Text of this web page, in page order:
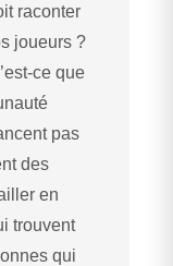
raconter
joueurs ?
ce que
pas
des
en
trouvent
qui